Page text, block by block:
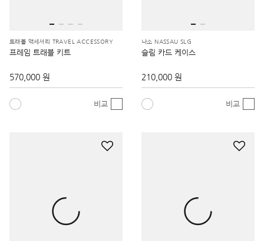
트래블 액세서리 TRAVEL ACCESSORY
프레임 트래블 키트
570,000 원
비교
나소 NASSAU SLG
슬림 카드 케이스
210,000 원
비교